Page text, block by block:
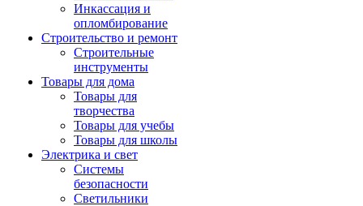
Инкассация и
опломбирование
Строительство и ремонт
Строительные
инструменты
Товары для дома
Товары для
творчества
Товары для учебы
Товары для школы
Электрика и свет
Системы
безопасности
Светильники